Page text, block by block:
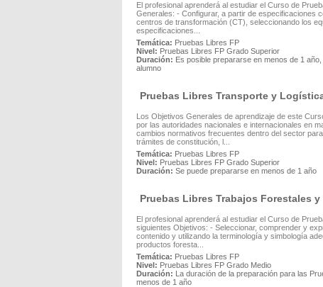
El profesional aprenderá al estudiar el Curso de
Generales: - Configurar, a partir de especificaciones
centros de transformación (CT), seleccionando los
especificaciones...
Temática: Pruebas Libres FP
Nivel: Pruebas Libres FP Grado Superior
Duración: Es posible prepararse en menos de 1
alumno
Pruebas Libres Transporte y
Los Objetivos Generales de aprendizaje de este
por las autoridades nacionales e internacionales en
cambios normativos frecuentes dentro del sector
trámites de constitución, l...
Temática: Pruebas Libres FP
Nivel: Pruebas Libres FP Grado Superior
Duración: Se puede prepararse en menos de 1 año
Pruebas Libres Trabajos Forestales
El profesional aprenderá al estudiar el Curso de
siguientes Objetivos: - Seleccionar, comprender y
contenido y utilizando la terminología y simbología
productos foresta...
Temática: Pruebas Libres FP
Nivel: Pruebas Libres FP Grado Medio
Duración: La duración de la preparación para las
menos de 1 año